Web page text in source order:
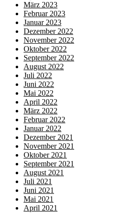
März 2023
Februar 2023
Januar 2023
Dezember 2022
November 2022
Oktober 2022
September 2022
August 2022
Juli 2022
Juni 2022
Mai 2022
April 2022
März 2022
Februar 2022
Januar 2022
Dezember 2021
November 2021
Oktober 2021
September 2021
August 2021
Juli 2021
Juni 2021
Mai 2021
April 2021